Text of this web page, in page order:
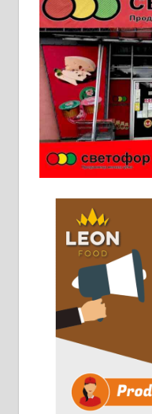
Пружам
у грађевини,
молерских
Ало таксију
категоријом.
Потребна два
стоваришту
стовариште
Горког 26
8 до 15 часова.
Чистим све
061/32-13-445